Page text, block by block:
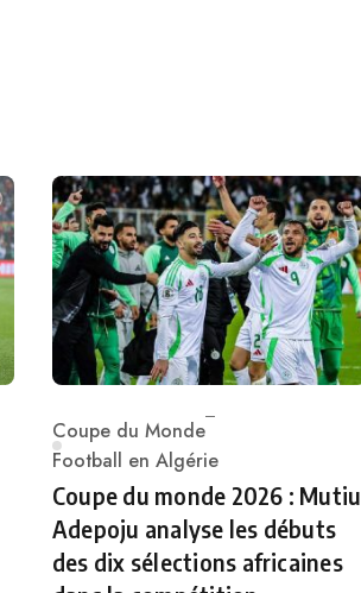
Category
Coupe du Monde
Football en Algérie
Coupe du monde 2026 : Mutiu
Adepoju analyse les débuts
des dix sélections africaines